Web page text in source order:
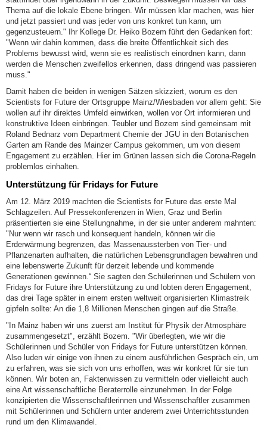
Thema auf die lokale Ebene bringen. Wir müssen klar machen, was hier
und jetzt passiert und was jeder von uns konkret tun kann, um
gegenzusteuern." Ihr Kollege Dr. Heiko Bozem führt den Gedanken fort:
"Wenn wir dahin kommen, dass die breite Öffentlichkeit sich des
Problems bewusst wird, wenn sie es realistisch einordnen kann, dann
werden die Menschen zweifellos erkennen, dass dringend was passieren
muss."
Damit haben die beiden in wenigen Sätzen skizziert, worum es den
Scientists for Future der Ortsgruppe Mainz/Wiesbaden vor allem geht: Sie
wollen auf ihr direktes Umfeld einwirken, wollen vor Ort informieren und
konstruktive Ideen einbringen. Teubler und Bozem sind gemeinsam mit
Roland Bednarz vom Department Chemie der JGU in den Botanischen
Garten am Rande des Mainzer Campus gekommen, um von diesem
Engagement zu erzählen. Hier im Grünen lassen sich die Corona-Regeln
problemlos einhalten.
Unterstützung für Fridays for Future
Am 12. März 2019 machten die Scientists for Future das erste Mal
Schlagzeilen. Auf Pressekonferenzen in Wien, Graz und Berlin
präsentierten sie eine Stellungnahme, in der sie unter anderem mahnten:
"Nur wenn wir rasch und konsequent handeln, können wir die
Erderwärmung begrenzen, das Massenaussterben von Tier- und
Pflanzenarten aufhalten, die natürlichen Lebensgrundlagen bewahren und
eine lebenswerte Zukunft für derzeit lebende und kommende
Generationen gewinnen.“ Sie sagten den Schülerinnen und Schülern von
Fridays for Future ihre Unterstützung zu und lobten deren Engagement,
das drei Tage später in einem ersten weltweit organisierten Klimastreik
gipfeln sollte: An die 1,8 Millionen Menschen gingen auf die Straße.
"In Mainz haben wir uns zuerst am Institut für Physik der Atmosphäre
zusammengesetzt", erzählt Bozem. "Wir überlegten, wie wir die
Schülerinnen und Schüler von Fridays for Future unterstützen können.
Also luden wir einige von ihnen zu einem ausführlichen Gespräch ein, um
zu erfahren, was sie sich von uns erhoffen, was wir konkret für sie tun
können. Wir boten an, Faktenwissen zu vermitteln oder vielleicht auch
eine Art wissenschaftliche Beraterrolle einzunehmen. In der Folge
konzipierten die Wissenschaftlerinnen und Wissenschaftler zusammen
mit Schülerinnen und Schülern unter anderem zwei Unterrichtsstunden
rund um den Klimawandel.